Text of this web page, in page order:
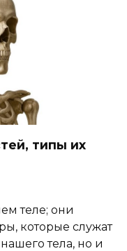
типы их
теле; они
которые служат
тела, но и